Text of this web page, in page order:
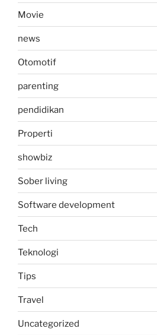
Movie
news
Otomotif
parenting
pendidikan
Properti
showbiz
Sober living
Software development
Tech
Teknologi
Tips
Travel
Uncategorized